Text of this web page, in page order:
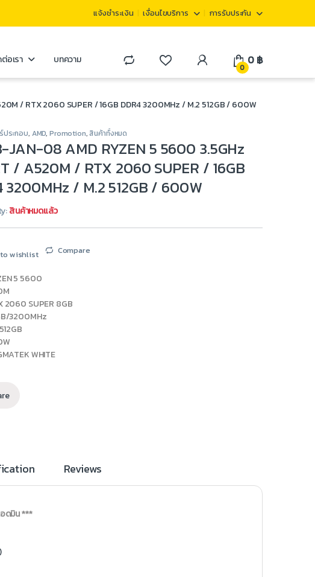
แจ้งชำระเงิน เงื่อนไขบริการ การรับประกัน
อเรา บทความ
0
0 ฿
/ RTX 2060 SUPER / 16GB DDR4 3200MHz / M.2 512GB / 600W
ประกอบ, AMD, Promotion,สินค้าทั้งหมด
JAN-08 AMD RYZEN 5 5600 3.5GHz
/ A520M / RTX 2060 SUPER / 16GB
3200MHz / M.2 512GB / 600W
สินค้าหมดแล้ว
wishlist Compare
5 5600
2060 SUPER 8GB
3200MHz
WHITE
Reviews
ดมิน ***